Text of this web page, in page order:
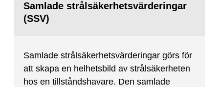
Samlade strålsäkerhetsvärderingar
(SSV)
Samlade strålsäkerhetsvärderingar görs för
att skapa en helhetsbild av strålsäkerheten
hos en tillståndshavare. Den samlade